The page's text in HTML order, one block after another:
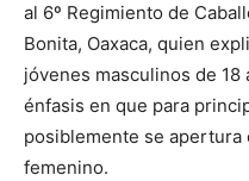
al 6º Regimiento de
Bonita, Oaxaca, quien
jóvenes masculinos de 18
énfasis en que para
posiblemente se
femenino.